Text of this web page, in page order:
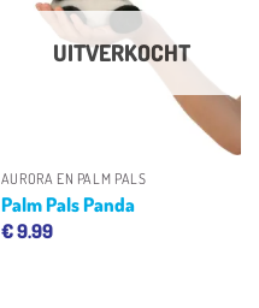
verlanglijst
UITVERKOCHT
AURORA EN PALM PALS
Palm Pals Panda
€9.99